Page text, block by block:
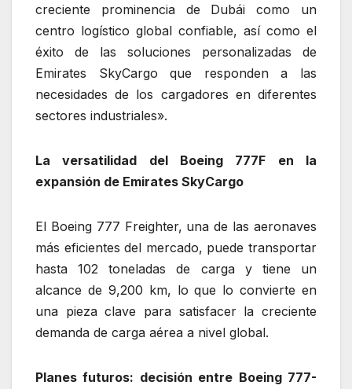
creciente prominencia de Dubái como un
centro logístico global confiable, así como el
éxito de las soluciones personalizadas de
Emirates SkyCargo que responden a las
necesidades de los cargadores en diferentes
sectores industriales».
La versatilidad del Boeing 777F en la
expansión de Emirates SkyCargo
El Boeing 777 Freighter, una de las aeronaves
más eficientes del mercado, puede transportar
hasta 102 toneladas de carga y tiene un
alcance de 9,200 km, lo que lo convierte en
una pieza clave para satisfacer la creciente
demanda de carga aérea a nivel global.
Planes futuros: decisión entre Boeing 777-